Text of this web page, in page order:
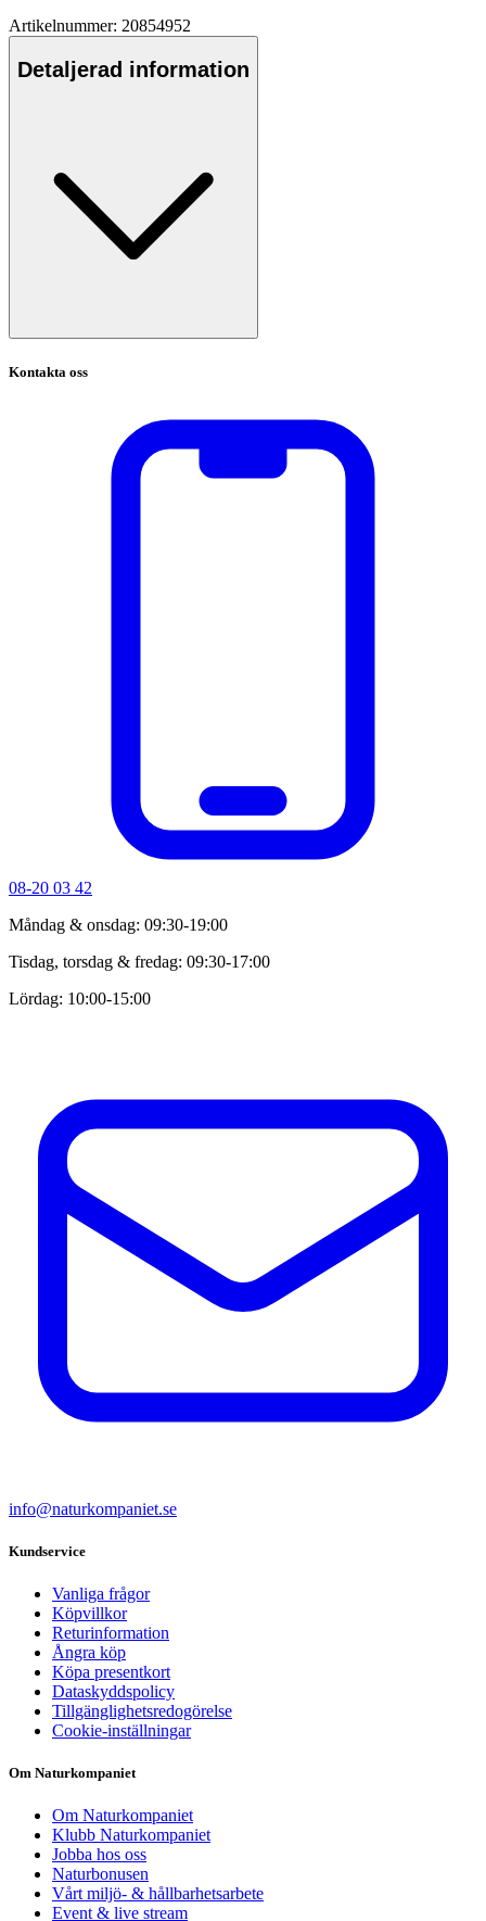
Artikelnummer: 20854952
Detaljerad information
Kontakta oss
08-20 03 42
Måndag & onsdag: 09:30-19:00
Tisdag, torsdag & fredag: 09:30-17:00
Lördag: 10:00-15:00
info@naturkompaniet.se
Kundservice
Vanliga frågor
Köpvillkor
Returinformation
Ångra köp
Köpa presentkort
Dataskyddspolicy
Tillgänglighetsredogörelse
Cookie-inställningar
Om Naturkompaniet
Om Naturkompaniet
Klubb Naturkompaniet
Jobba hos oss
Naturbonusen
Vårt miljö- & hållbarhetsarbete
Event & live stream